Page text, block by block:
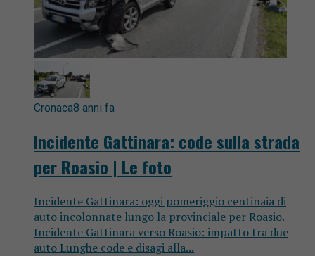
Cronaca8 anni fa
Incidente Gattinara: code sulla strada
per Roasio | Le foto
Incidente Gattinara: oggi pomeriggio centinaia di
auto incolonnate lungo la provinciale per Roasio.
Incidente Gattinara verso Roasio: impatto tra due
auto Lunghe code e disagi alla...